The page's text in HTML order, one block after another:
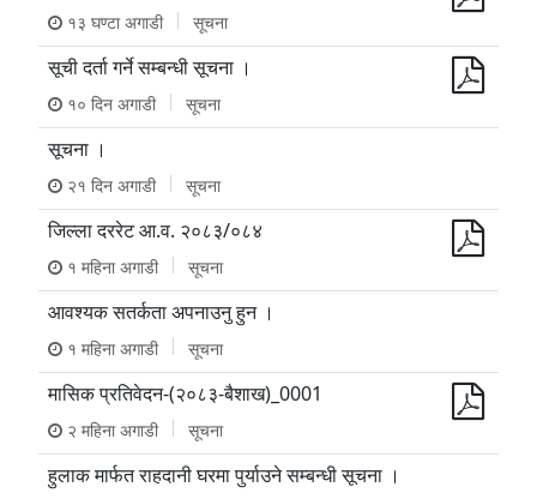
१३ घण्टा अगाडी सूचना
सूची दर्ता गर्ने सम्बन्धी सूचना ।
१० दिन अगाडी सूचना
सूचना ।
२१ दिन अगाडी सूचना
जिल्ला दररेट आ.व. २०८३/०८४
१ महिना अगाडी सूचना
आवश्यक सतर्कता अपनाउनु हुन ।
१ महिना अगाडी सूचना
मासिक प्रतिवेदन-(२०८३-बैशाख)_0001
२ महिना अगाडी सूचना
हुलाक मार्फत राहदानी घरमा पुर्याउने सम्बन्धी सूचना ।